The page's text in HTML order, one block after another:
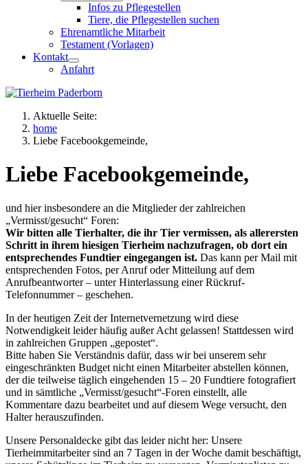
Infos zu Pflegestellen
Tiere, die Pflegestellen suchen
Ehrenamtliche Mitarbeit
Testament (Vorlagen)
Kontakt
Anfahrt
Aktuelle Seite:
home
Liebe Facebookgemeinde,
Liebe Facebookgemeinde,
und hier insbesondere an die Mitglieder der zahlreichen
„Vermisst/gesucht“ Foren:
Wir bitten alle Tierhalter, die ihr Tier vermissen, als allerersten
Schritt in ihrem hiesigen Tierheim nachzufragen, ob dort ein
entsprechendes Fundtier eingegangen ist. Das kann per Mail mit
entsprechenden Fotos, per Anruf oder Mitteilung auf dem
Anrufbeantworter – unter Hinterlassung einer Rückruf-
Telefonnummer – geschehen.
In der heutigen Zeit der Internetvernetzung wird diese
Notwendigkeit leider häufig außer Acht gelassen! Stattdessen wird
in zahlreichen Gruppen „gepostet“.
Bitte haben Sie Verständnis dafür, dass wir bei unserem sehr
eingeschränkten Budget nicht einen Mitarbeiter abstellen können,
der die teilweise täglich eingehenden 15 – 20 Fundtiere fotografiert
und in sämtliche „Vermisst/gesucht“-Foren einstellt, alle
Kommentare dazu bearbeitet und auf diesem Wege versucht, den
Halter herauszufinden.
Unsere Personaldecke gibt das leider nicht her: Unsere
Tierheimmitarbeiter sind an 7 Tagen in der Woche damit beschäftigt,